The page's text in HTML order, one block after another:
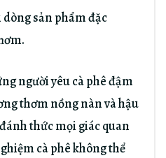
sản phẩm đặc
người yêu cà phê đậm
thơm nồng nàn và hậu
thức mọi giác quan
cà phê không thể